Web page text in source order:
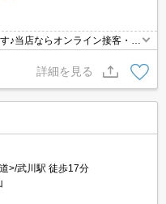
♪当店ならオンライン接客・内
の際は、電話番号も記載頂き
詳細を見る
>/武川駅 徒歩17分